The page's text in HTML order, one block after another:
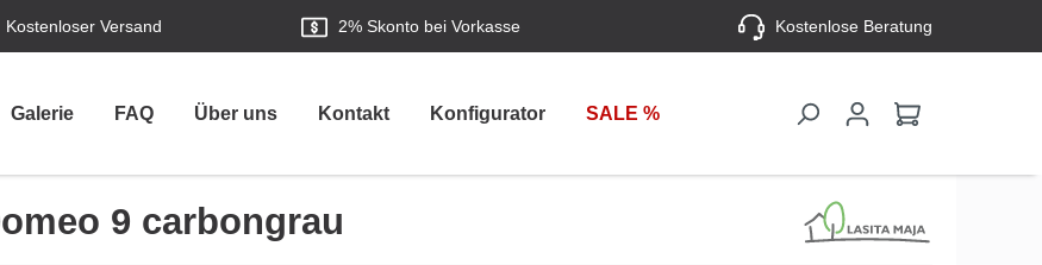
Kostenloser Versand 2% Skonto bei Vorkasse Kostenlose Beratung
Galerie FAQ Über uns Kontakt Konfigurator SALE %
9 carbongrau